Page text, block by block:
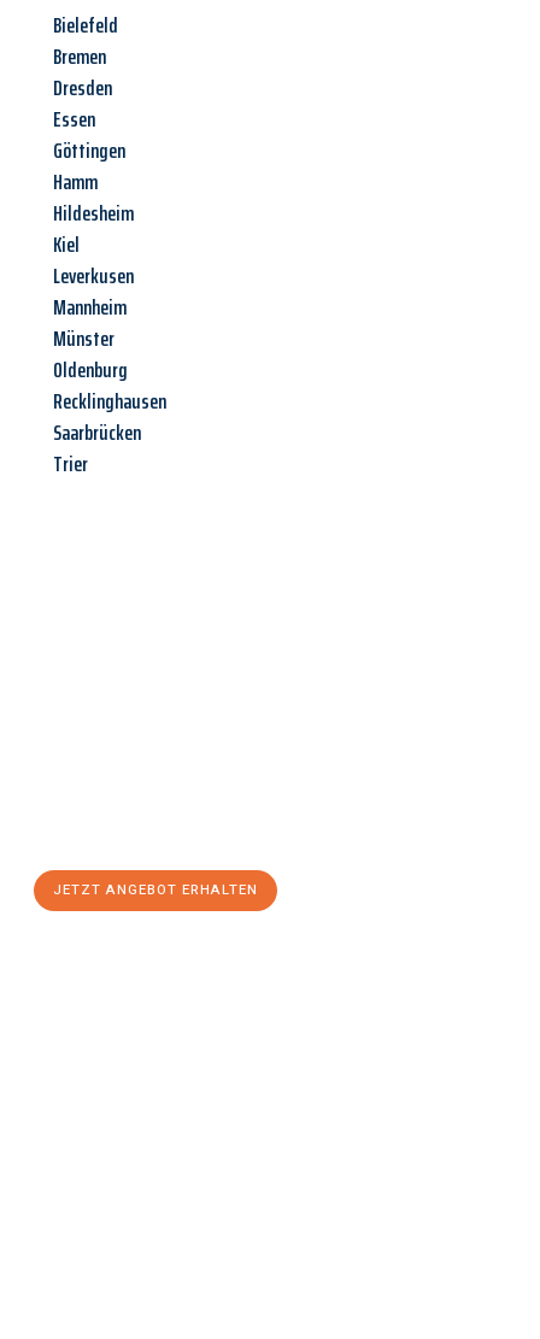
Bielefeld
Bremen
Dresden
Essen
Göttingen
Hamm
Hildesheim
Kiel
Leverkusen
Mannheim
Münster
Oldenburg
Recklinghausen
Saarbrücken
Trier
JETZT ANGEBOT ERHALTEN